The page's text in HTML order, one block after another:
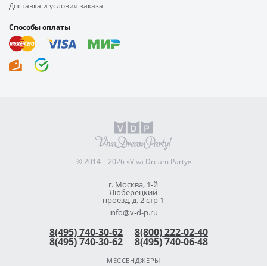
Доставка и условия заказа
Способы оплаты
© 2014—2026 «Viva Dream Party»
г. Москва, 1-й
Люберецкий
проезд, д. 2 стр 1
info@v-d-p.ru
8(495) 740-30-62 8(800) 222-02-40
8(495) 740-30-62 8(495) 740-06-48
МЕССЕНДЖЕРЫ